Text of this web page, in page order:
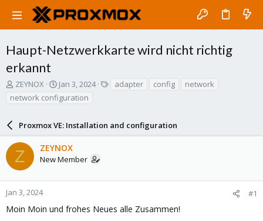
Haupt-Netzwerkkarte wird nicht richtig
erkannt
T
r
d
s
t
a
r
t
r
ZEYNOX
S
a
t
d
a
t
Jan 3, 2024 adapter config
network
network configuration
Proxmox VE: Installation and configuration
Z ZEYNOX
New Member
Jan 3, 2024 #1
Moin Moin und frohes Neues alle Zusammen!